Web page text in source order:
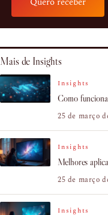
Mais de Insights
Insights
Como
25 de março
Insights
Melhores
25 de março
Insights